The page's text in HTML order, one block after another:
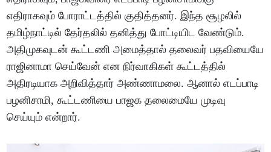
எதிராகவும் போராட்டத்தில் குதித்தனர். இந்த சூழலில்
தமிழ்நாட்டில் தேர்தலில் தனித்து போட்டியிட வேண்டும்.
அதிமுகவுடன் கூட்டணி அமைத்தால் தலைவர் பதவியையே
ராஜினாமா செய்வேன் என நிர்வாகிகள் கூட்டத்தில்
அதிரடியாக அறிவித்தார் அண்ணாமலை. ஆனால் எடப்பாடி
பழனிசாமி, கூட்டணியை பாஜக தலைமையே முடிவு
செய்யும் என்றார்.